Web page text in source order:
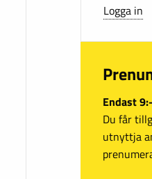
Logga in
Endast
Du får
utnyttja